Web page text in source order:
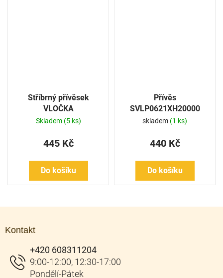
Stříbrný přívěsek
VLOČKA
Skladem (5 ks)
445 Kč
Do košíku
Přívěs
SVLP0621XH20000
skladem (1 ks)
440 Kč
Do košíku
Kontakt
+420 608311204